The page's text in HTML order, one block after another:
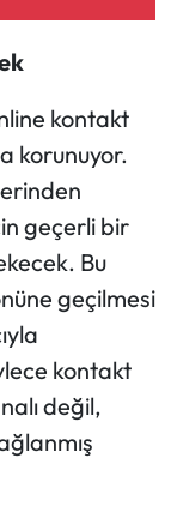
kontakt
korunuyor.
geçerli bir
Bu
geçilmesi
kontakt
değil,